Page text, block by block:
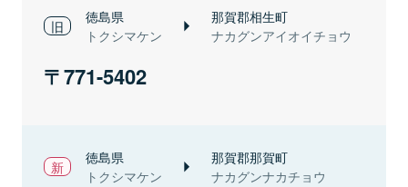
徳島県
トクシマケン
那賀郡相生町
ナカグンアイオイチョウ
771-5402
徳島県
トクシマケン
那賀郡那賀町
ナカグンナカチョウ